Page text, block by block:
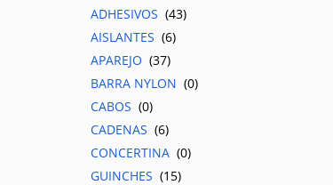
ADHESIVOS (43)
AISLANTES (6)
APAREJO (37)
BARRA NYLON (0)
CABOS (0)
CADENAS (6)
CONCERTINA (0)
GUINCHES (15)